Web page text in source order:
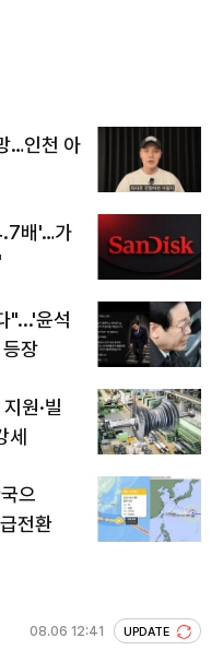
…인천 아
배'…가
"...'윤석
장
원·빌
세
으
전환
08.06 12:41 UPDATE